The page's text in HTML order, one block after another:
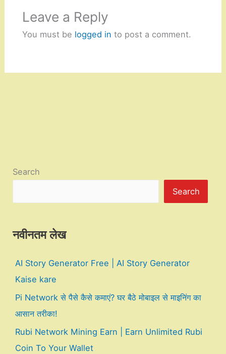
Leave a Reply
You must be logged in to post a comment.
Search
Search
नवीनतम लेख
AI Story Generator Free | AI Story Generator
Kaise kare
Pi Network से पैसे कैसे कमाएं? घर बैठे मोबाइल से माइनिंग का
आसान तरीका!
Rubi Network Mining Earn | Earn Unlimited Rubi
Coin To Your Wallet